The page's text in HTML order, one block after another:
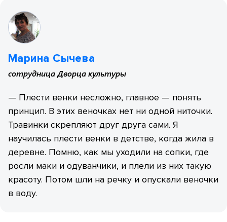
Марина Сычева
сотрудница Дворца культуры
— Плести венки несложно, главное — понять
принцип. В этих веночках нет ни одной ниточки.
Травинки скрепляют друг друга сами. Я
научилась плести венки в детстве, когда жила в
деревне. Помню, как мы уходили на сопки, где
росли маки и одуванчики, и плели из них такую
красоту. Потом шли на речку и опускали веночки
в воду.